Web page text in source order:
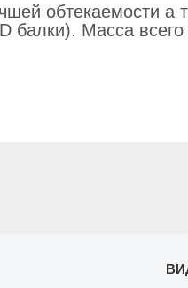
обтекаемости а
балки). Масса